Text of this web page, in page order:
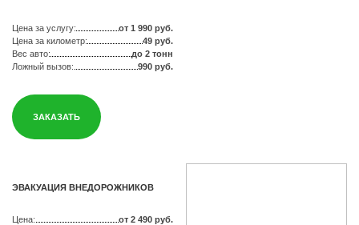
Цена за услугу:
от 1 990 руб.
Цена за километр:
49 руб.
Вес авто:
до 2 тонн
Ложный вызов:
990 руб.
ЗАКАЗАТЬ
ЭВАКУАЦИЯ ВНЕДОРОЖНИКОВ
Цена:
от 2 490 руб.